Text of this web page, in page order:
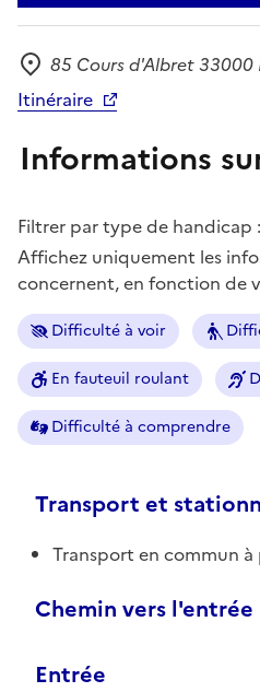
Adresse
85 Cours d'Albret 33000
Itinéraire
Informations
Filtrer par type de handicap :
Affichez uniquement les
concernent, en fonction de
Difficulté à voir
En fauteuil roulant
Difficulté à comprendre
Transport et
Transport en commun
Chemin vers l'entrée
Entrée